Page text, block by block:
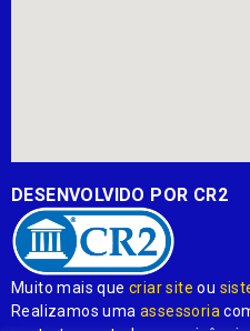
DESENVOLVIDO POR CR2
Muito mais quecriar site ou
Realizamos umaassessoria